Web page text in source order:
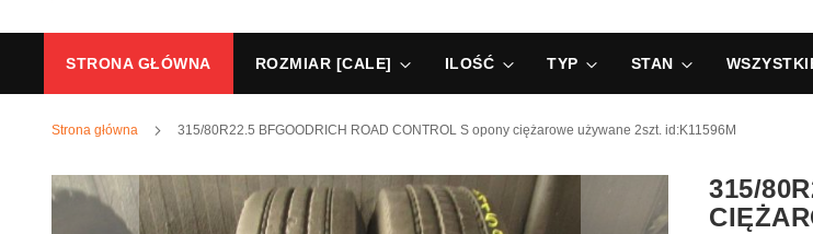
STRONA GŁÓWNA ROZMIAR [CALE] ILOŚĆ TYP STAN
Strona główna 315/80R22.5 BFGOODRICH ROAD CONTROL S opony ciężarowe używane 2szt. id:K11596M
Przejdź
315/